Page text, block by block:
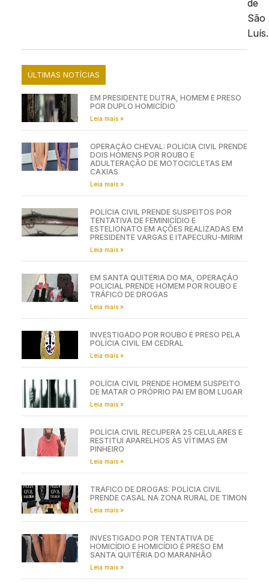
de
São
Luís.
ÚLTIMAS NOTÍCIAS
EM PRESIDENTE DUTRA, HOMEM É PRESO
POR DUPLO HOMICÍDIO
Leia mais »
OPERAÇÃO CHEVAL: POLÍCIA CIVIL PRENDE
DOIS HOMENS POR ROUBO E
ADULTERAÇÃO DE MOTOCICLETAS EM
CAXIAS
Leia mais »
POLÍCIA CIVIL PRENDE SUSPEITOS POR
TENTATIVA DE FEMINICÍDIO E
ESTELIONATO EM AÇÕES REALIZADAS EM
PRESIDENTE VARGAS E ITAPECURU-MIRIM
Leia mais »
EM SANTA QUITÉRIA DO MA, OPERAÇÃO
POLICIAL PRENDE HOMEM POR ROUBO E
TRÁFICO DE DROGAS
Leia mais »
INVESTIGADO POR ROUBO É PRESO PELA
POLÍCIA CIVIL EM CEDRAL
Leia mais »
POLÍCIA CIVIL PRENDE HOMEM SUSPEITO
DE MATAR O PRÓPRIO PAI EM BOM LUGAR
Leia mais »
POLÍCIA CIVIL RECUPERA 25 CELULARES E
RESTITUI APARELHOS ÀS VÍTIMAS EM
PINHEIRO
Leia mais »
TRÁFICO DE DROGAS: POLÍCIA CIVIL
PRENDE CASAL NA ZONA RURAL DE TIMON
Leia mais »
INVESTIGADO POR TENTATIVA DE
HOMICÍDIO E HOMICÍDIO É PRESO EM
SANTA QUITÉRIA DO MARANHÃO
Leia mais »